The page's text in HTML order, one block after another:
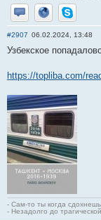
Отправить
СайтSkype
#2907 06.02.2024, 13:48
Узбекское
https://topliba.com/
- Сам-то ты когда
- Незадолго до